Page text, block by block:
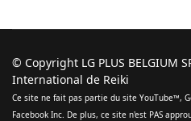
© Copyright LG PLUS BELGIUM
International de Reiki
Ce site ne fait pas partie du site YouTube™️,
Facebook Inc. De plus, ce site n'est PAS